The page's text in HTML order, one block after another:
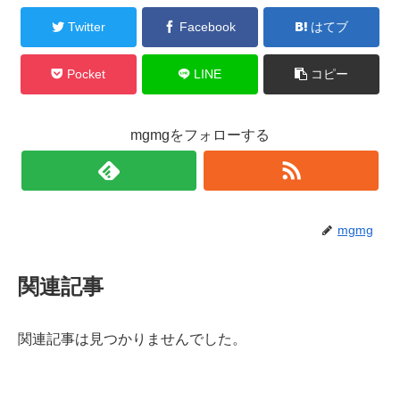
Twitter Facebook はてブ
Pocket LINE コピー
mgmgをフォローする
mgmg
関連記事
関連記事は見つかりませんでした。